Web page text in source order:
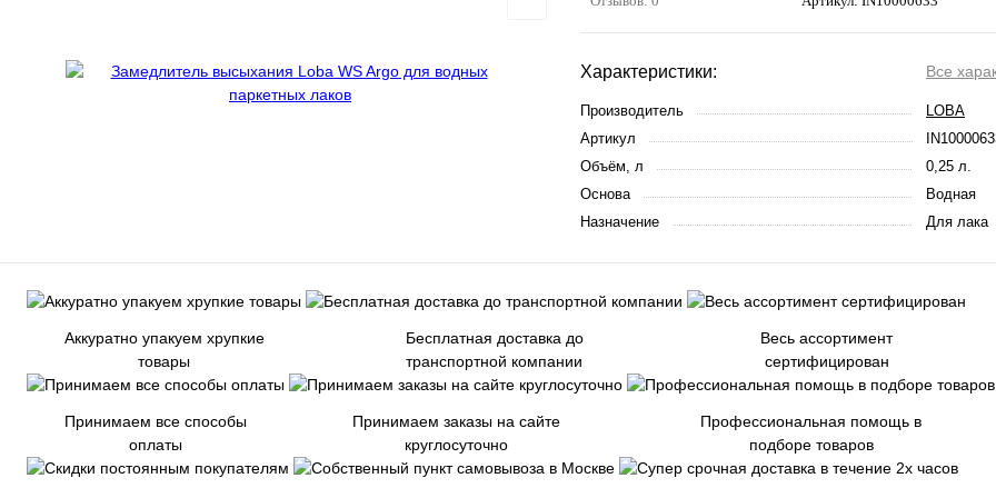
Характеристики: Все
Производитель
LOBA
Артикул
Объём, л
0,25 л.
Основа
Водная
Назначение
Для лака
Аккуратно упакуем хрупкие
товары
Бесплатная доставка до
транспортной компании
Весь ассортимент
сертифицирован
Принимаем все способы
оплаты
Принимаем заказы на сайте
круглосуточно
Профессиональная помощь в
подборе товаров